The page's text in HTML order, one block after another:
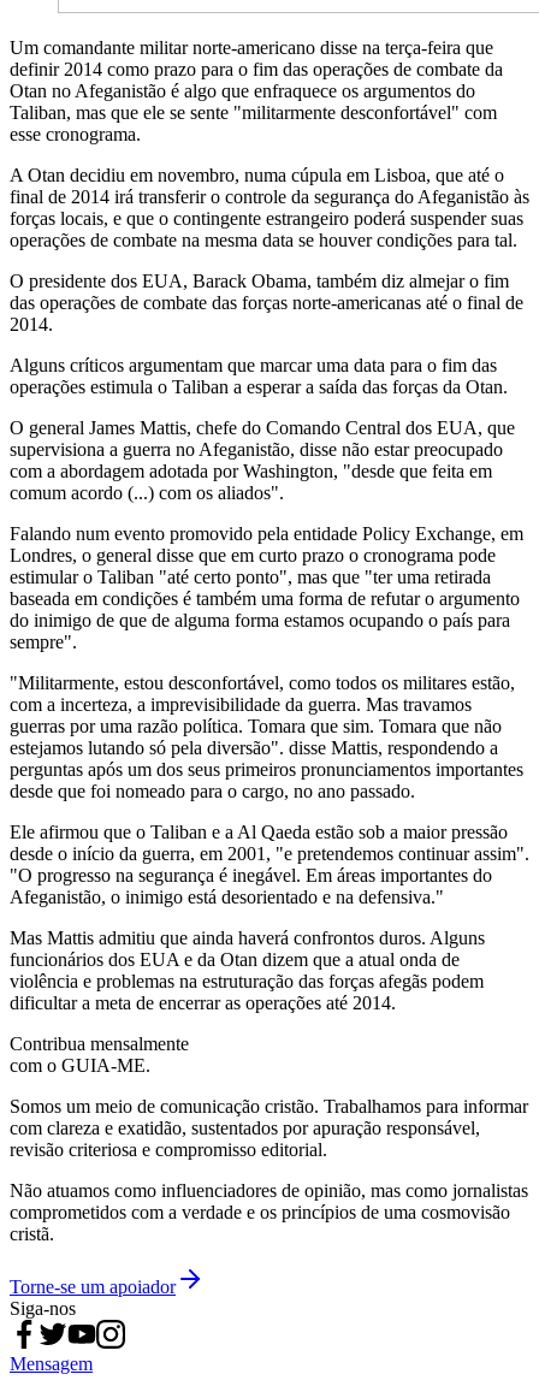
Um comandante militar norte-americano disse na terça-feira que
definir 2014 como prazo para o fim das operações de combate da
Otan no Afeganistão é algo que enfraquece os argumentos do
Taliban, mas que ele se sente "militarmente desconfortável" com
esse cronograma.
A Otan decidiu em novembro, numa cúpula em Lisboa, que até o
final de 2014 irá transferir o controle da segurança do Afeganistão às
forças locais, e que o contingente estrangeiro poderá suspender suas
operações de combate na mesma data se houver condições para tal.
O presidente dos EUA, Barack Obama, também diz almejar o fim
das operações de combate das forças norte-americanas até o final de
2014.
Alguns críticos argumentam que marcar uma data para o fim das
operações estimula o Taliban a esperar a saída das forças da Otan.
O general James Mattis, chefe do Comando Central dos EUA, que
supervisiona a guerra no Afeganistão, disse não estar preocupado
com a abordagem adotada por Washington, "desde que feita em
comum acordo (...) com os aliados".
Falando num evento promovido pela entidade Policy Exchange, em
Londres, o general disse que em curto prazo o cronograma pode
estimular o Taliban "até certo ponto", mas que "ter uma retirada
baseada em condições é também uma forma de refutar o argumento
do inimigo de que de alguma forma estamos ocupando o país para
sempre".
"Militarmente, estou desconfortável, como todos os militares estão,
com a incerteza, a imprevisibilidade da guerra. Mas travamos
guerras por uma razão política. Tomara que sim. Tomara que não
estejamos lutando só pela diversão". disse Mattis, respondendo a
perguntas após um dos seus primeiros pronunciamentos importantes
desde que foi nomeado para o cargo, no ano passado.
Ele afirmou que o Taliban e a Al Qaeda estão sob a maior pressão
desde o início da guerra, em 2001, "e pretendemos continuar assim".
"O progresso na segurança é inegável. Em áreas importantes do
Afeganistão, o inimigo está desorientado e na defensiva."
Mas Mattis admitiu que ainda haverá confrontos duros. Alguns
funcionários dos EUA e da Otan dizem que a atual onda de
violência e problemas na estruturação das forças afegãs podem
dificultar a meta de encerrar as operações até 2014.
Contribua mensalmente
com o GUIA-ME.
Somos um meio de comunicação cristão. Trabalhamos para informar
com clareza e exatidão, sustentados por apuração responsável,
revisão criteriosa e compromisso editorial.
Não atuamos como influenciadores de opinião, mas como jornalistas
comprometidos com a verdade e os princípios de uma cosmovisão
cristã.
Torne-se um apoiador
Siga-nos
Mensagem